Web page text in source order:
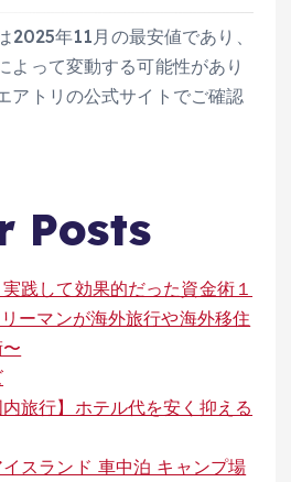
2025年11月の最安値であり、
よって変動する可能性があり
アトリの公式サイトでご確認
Posts
践して効果的だった資金術１
ーマンが海外旅行や海外移住
内旅行】ホテル代を安く抑える
イスランド 車中泊 キャンプ場